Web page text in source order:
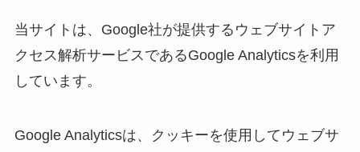
当サイトは、Google社が提供するウェブサイトア
クセス解析サービスであるGoogle Analyticsを利用
しています。
Google Analyticsは、クッキーを使用してウェブサ